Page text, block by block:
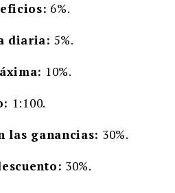
6%.
diaria: 5%.
10%.
1:100.
las ganancias: 30%.
30%.